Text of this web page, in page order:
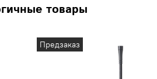
товары
Предзаказ